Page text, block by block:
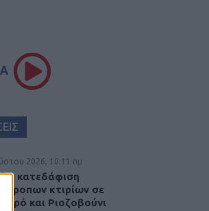
2026, 10:11 πμ
η κατεδάφιση
κτιρίων σε
και Ριοζοβούνι